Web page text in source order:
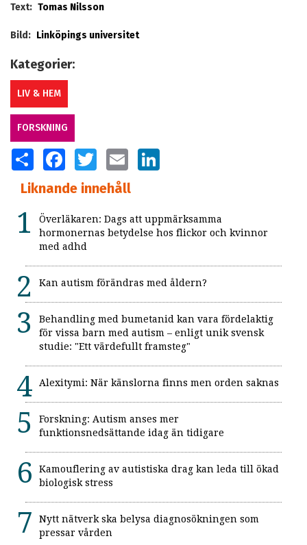
Text: Tomas Nilsson
Bild: Linköpings universitet
Kategorier:
LIV & HEM
FORSKNING
SHARE FACEBOOKTWITTER EMAIL
Liknande innehåll
Överläkaren: Dags att uppmärksamma
hormonernas betydelse hos flickor och kvinnor
med adhd
Kan autism förändras med åldern?
Behandling med bumetanid kan vara fördelaktig
för vissa barn med autism – enligt unik svensk
studie: "Ett värdefullt framsteg"
Alexitymi: När känslorna finns men orden saknas
Forskning: Autism anses mer
funktionsnedsättande idag än tidigare
Kamouflering av autistiska drag kan leda till ökad
biologisk stress
Nytt nätverk ska belysa diagnosökningen som
pressar vården